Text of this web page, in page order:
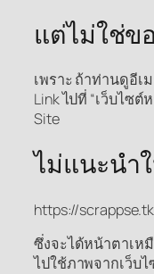
แต่ไม่ใช่ข
เพราะ ถ้าท่านดูอีเ
Link ไปที่ “เว็บไซต์
Site
ไม่แนะนำ
https://
ซึ่งจะได้หน้าตาเห
ไปใช้ภาพจากเว็บไ